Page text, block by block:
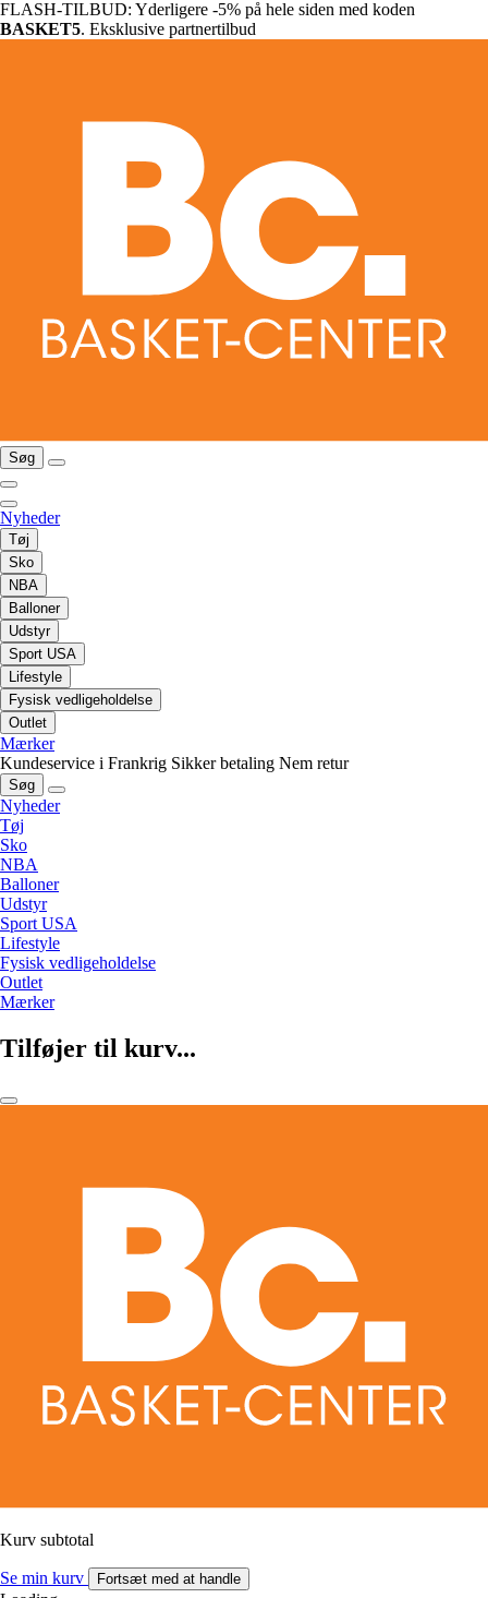
FLASH-TILBUD: Yderligere -5% på hele siden med koden
BASKET5. Eksklusive partnertilbud
Søg
Nyheder
Tøj
Sko
NBA
Balloner
Udstyr
Sport USA
Lifestyle
Fysisk vedligeholdelse
Outlet
Mærker
Kundeservice i Frankrig Sikker betaling Nem retur
Søg
Nyheder
Tøj
Sko
NBA
Balloner
Udstyr
Sport USA
Lifestyle
Fysisk vedligeholdelse
Outlet
Mærker
Tilføjer til kurv...
Kurv subtotal
Se min kurv Fortsæt med at handle